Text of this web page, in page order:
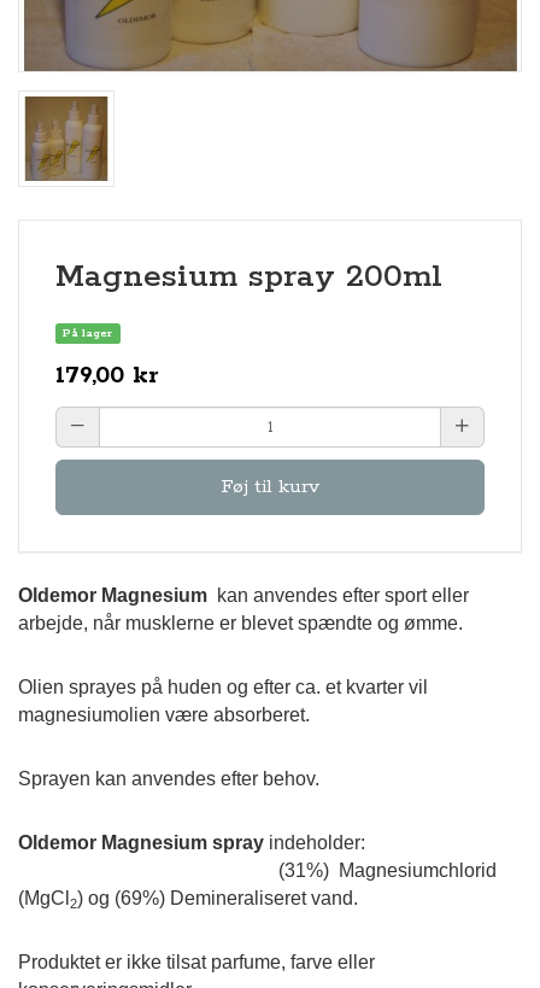
Magnesium spray 200ml
På lager
179,00 kr
Føj til kurv
Oldemor Magnesium kan anvendes efter sport eller
arbejde, når musklerne er blevet spændte og ømme.
Olien sprayes på huden og efter ca. et kvarter vil
magnesiumolien være absorberet.
Sprayen kan anvendes efter behov.
Oldemor Magnesium spray indeholder:
(31%) Magnesiumchlorid
(MgCl 2) og (69%) Demineraliseret vand.
Produktet er ikke tilsat parfume, farve eller